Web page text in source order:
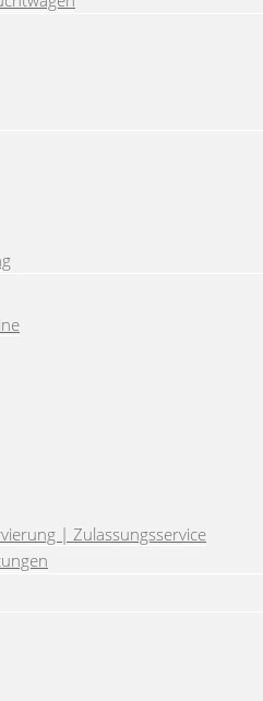
| Zulassungsservice